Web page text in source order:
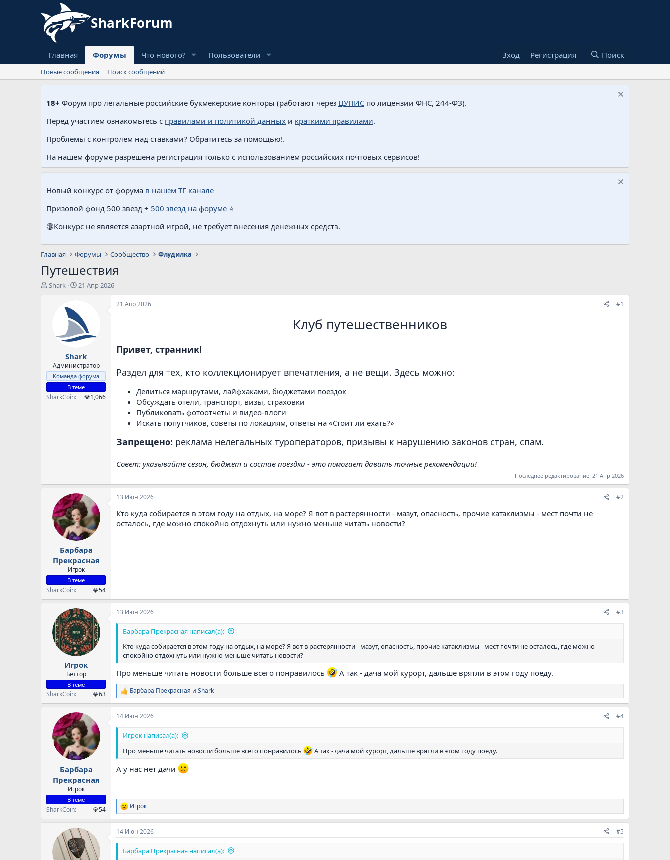
Главная Форумы Что нового? Пользователи Вход Регистрация Поиск
Новые сообщения Поиск сообщений
18+ Форум про легальные российские букмекерские конторы (работают через ЦУПИС по лицензии ФНС, 244-ФЗ).
Перед участием ознакомьтесь с правилами и политикой данных и краткими правилами.
Проблемы с контролем над ставками? Обратитесь за помощью!.
На нашем форуме разрешена регистрация только с использованием российских почтовых сервисов!
Новый конкурс от форума в нашем ТГ канале
Призовой фонд 500 звезд + 500 звезд на форуме ⭐️
🔞Конкурс не является азартной игрой, не требует внесения денежных средств.
Главная Форумы Сообщество Флудилка
Путешествия
А
Shark
Д
н
а
ч
л
а
21 Апр 2026
Shark
Администратор
Команда форума
В теме
SharkCoin 💎1,066
21 Апр 2026 #1
Клуб путешественников
Привет, странник!
Раздел для тех, кто коллекционирует впечатления, а не вещи. Здесь можно:
Делиться маршрутами, лайфхаками, бюджетами поездок
Обсуждать отели, транспорт, визы, страховки
Публиковать фотоотчёты и видео-влоги
Искать попутчиков, советы по локациям, ответы на «Стоит ли ехать?»
Запрещено: реклама нелегальных туроператоров, призывы к нарушению законов стран, спам.
Совет: указывайте сезон, бюджет и состав поездки - это помогает давать точные рекомендации!
Последнее редактирование: 21 Апр 2026
Барбара
Прекрасная
Игрок
В теме
SharkCoin 💎54
13 Июн 2026 #2
Кто куда собирается в этом году на отдых, на море? Я вот в растерянности - мазут, опасность, прочие катаклизмы - мест почти не
осталось, где можно спокойно отдохнуть или нужно меньше читать новости?
Игрок
Беттор
В теме
SharkCoin 💎63
13 Июн 2026 #3
Барбара Прекрасная написал(а):
Кто куда собирается в этом году на отдых, на море? Я вот в растерянности - мазут, опасность, прочие катаклизмы - мест почти не осталось, где можно
спокойно отдохнуть или нужно меньше читать новости?
Про меньше читать новости больше всего понравилось А так - дача мой курорт, дальше врятли в этом году поеду.
Р
е
а
к
ц
и
Барбара Прекрасная и Shark
Барбара
Прекрасная
Игрок
В теме
SharkCoin 💎54
14 Июн 2026 #4
Игрок написал(а):
Про меньше читать новости больше всего понравилось
А так - дача мой курорт, дальше врятли в этом году поеду.
А у нас нет дачи
Р
е
а
к
ц
и
Игрок
14 Июн 2026 #5
Барбара Прекрасная написал(а):